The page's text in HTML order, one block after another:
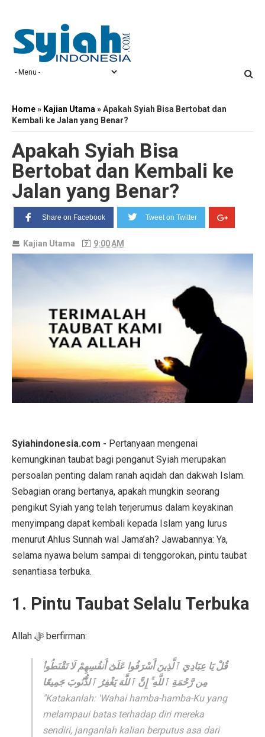
Home» Kajian Utama »Apakah Syiah Bisa Bertobat dan
Kembali ke Jalan yang Benar?
Apakah Syiah Bisa
Bertobat dan Kembali ke
Jalan yang Benar?
Share on Facebook Tweet on Twitter
Kajian Utama 9:00 AM
Syiahindonesia.com - Pertanyaan mengenai
kemungkinan taubat bagi penganut Syiah merupakan
persoalan penting dalam ranah aqidah dan dakwah Islam.
Sebagian orang bertanya, apakah mungkin seorang
pengikut Syiah yang telah terjerumus dalam keyakinan
menyimpang dapat kembali kepada Islam yang lurus
menurut Ahlus Sunnah wal Jama’ah? Jawabannya: Ya,
selama nyawa belum sampai di tenggorokan, pintu taubat
senantiasa terbuka.
1. Pintu Taubat Selalu Terbuka
Allah ﷻ berfirman:
قُلْ يَا عِبَادِيَ ٱلَّذِينَ أَسْرَفُوا عَلَىٰٓ أَنفُسِهِمْ لَا تَقْنَطُوا۟
مِن رَّحْمَةِ ٱللَّهِ ۚ إِنَّ ٱللَّهَ يَغْفِرُ ٱلذُّنُوبَ جَمِيعًا
"Katakanlah: 'Wahai hamba-hamba-Ku yang
melampaui batas terhadap diri mereka
sendiri, janganlah kalian berputus asa dari